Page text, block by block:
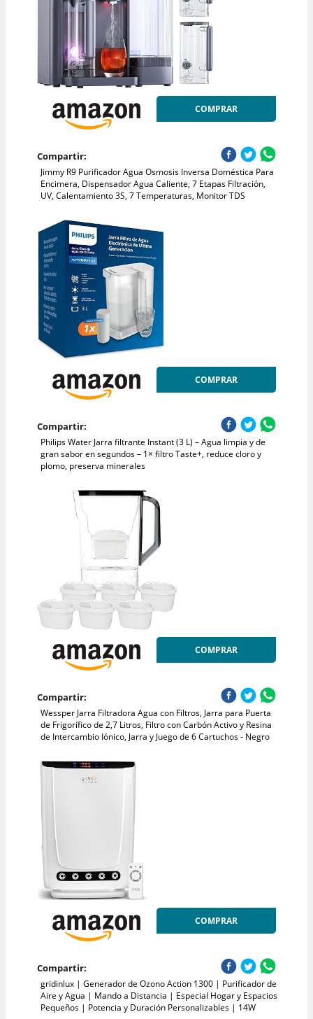
COMPRAR
Compartir:
Jimmy R9 Purificador Agua Osmosis Inversa Doméstica Para
Encimera, Dispensador Agua Caliente, 7 Etapas Filtración,
UV, Calentamiento 3S, 7 Temperaturas, Monitor TDS
COMPRAR
Compartir:
Philips Water Jarra filtrante Instant (3 L) – Agua limpia y de
gran sabor en segundos – 1× filtro Taste+, reduce cloro y
plomo, preserva minerales
COMPRAR
Compartir:
Wessper Jarra Filtradora Agua con Filtros, Jarra para Puerta
de Frigorífico de 2,7 Litros, Filtro con Carbón Activo y Resina
de Intercambio Iónico, Jarra y Juego de 6 Cartuchos - Negro
COMPRAR
Compartir:
gridinlux | Generador de Ozono Action 1300 | Purificador de
Aire y Agua | Mando a Distancia | Especial Hogar y Espacios
Pequeños | Potencia y Duración Personalizables | 14W